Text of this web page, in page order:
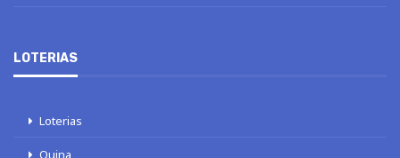
LOTERIAS
Loterias
Quina